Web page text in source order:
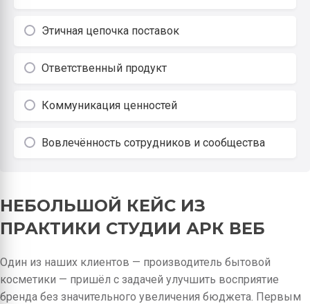
Этичная цепочка поставок
Ответственный продукт
Коммуникация ценностей
Вовлечённость сотрудников и сообщества
НЕБОЛЬШОЙ КЕЙС ИЗ
ПРАКТИКИ СТУДИИ АРК ВЕБ
Один из наших клиентов — производитель бытовой
косметики — пришёл с задачей улучшить восприятие
бренда без значительного увеличения бюджета. Первым